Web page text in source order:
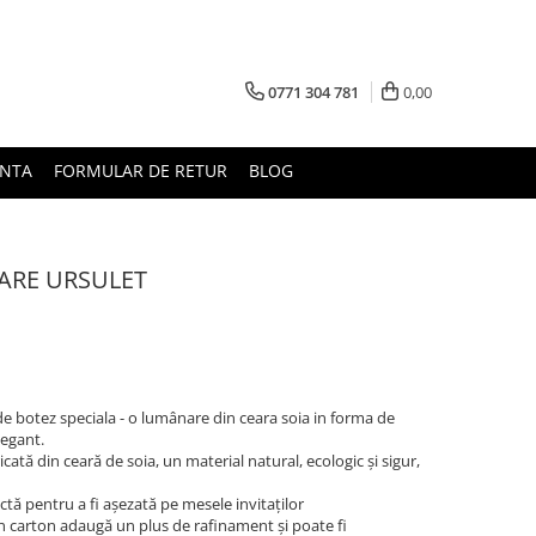
0771 304 781 0,00
FORMULAR DE RETUR BLOG
URSULET
botez speciala - o lumânare din ceara soia in forma de
din ceară de soia, un material natural, ecologic și sigur,
pentru a fi așezată pe mesele invitaților
carton adaugă un plus de rafinament și poate fi